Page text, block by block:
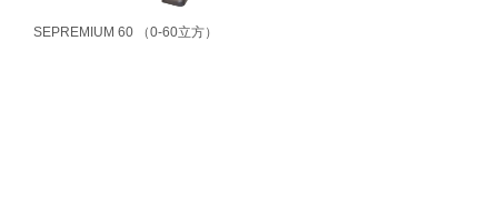
SEPREMIUM 60 （0-60立方）